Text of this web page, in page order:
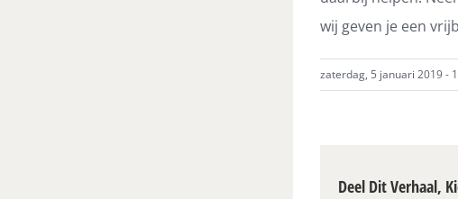
wij geven je een
zaterdag, 5 januari 2019 -
Deel Dit Verhaal,